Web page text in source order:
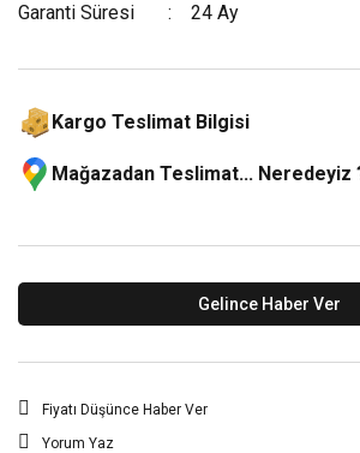
Garanti Süresi
24 Ay
Kargo Teslimat Bilgisi
Mağazadan Teslimat... Neredeyiz
Gelince Haber Ver
Fiyatı Düşünce Haber Ver
Yorum Yaz